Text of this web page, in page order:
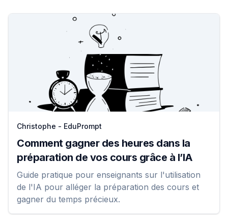
Christophe - EduPrompt
Comment gagner des heures dans la
préparation de vos cours grâce à l’IA
Guide pratique pour enseignants sur l'utilisation
de l'IA pour alléger la préparation des cours et
gagner du temps précieux.